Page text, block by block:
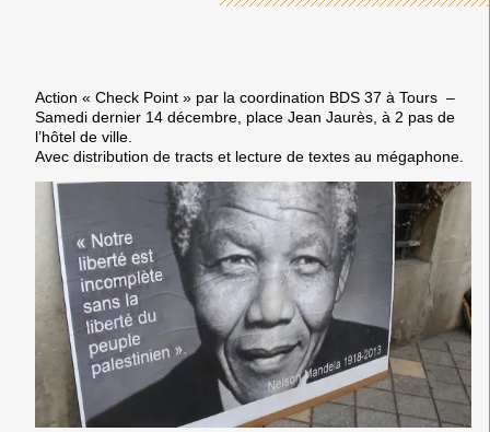
Action « Check Point » par la coordination BDS 37 à Tours –
Samedi dernier 14 décembre, place Jean Jaurès, à 2 pas de
l’hôtel de ville.
Avec distribution de tracts et lecture de textes au mégaphone.